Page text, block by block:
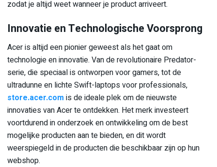
zodat je altijd weet wanneer je product arriveert.
Innovatie en Technologische Voorsprong
Acer is altijd een pionier geweest als het gaat om
technologie en innovatie. Van de revolutionaire Predator-
serie, die speciaal is ontworpen voor gamers, tot de
ultradunne en lichte Swift-laptops voor professionals,
store.acer.com is de ideale plek om de nieuwste
innovaties van Acer te ontdekken. Het merk investeert
voortdurend in onderzoek en ontwikkeling om de best
mogelijke producten aan te bieden, en dit wordt
weerspiegeld in de producten die beschikbaar zijn op hun
webshop.